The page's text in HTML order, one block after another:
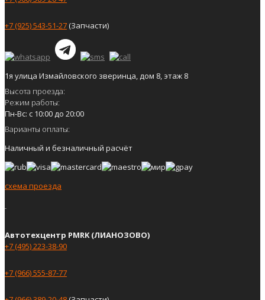
+7 (925) 543-51-27(Запчасти)
1я улица Измайловского зверинца, дом 8, этаж 8
Высота проезда:
Режим работы:
Пн-Вс: с 10:00 до 20:00
Варианты оплаты:
Наличный и безналичный расчёт
схема проезда
Автотехцентр PMRK (ЛИАНОЗОВО)
+7 (495) 223-38-90
+7 (966) 555-87-77